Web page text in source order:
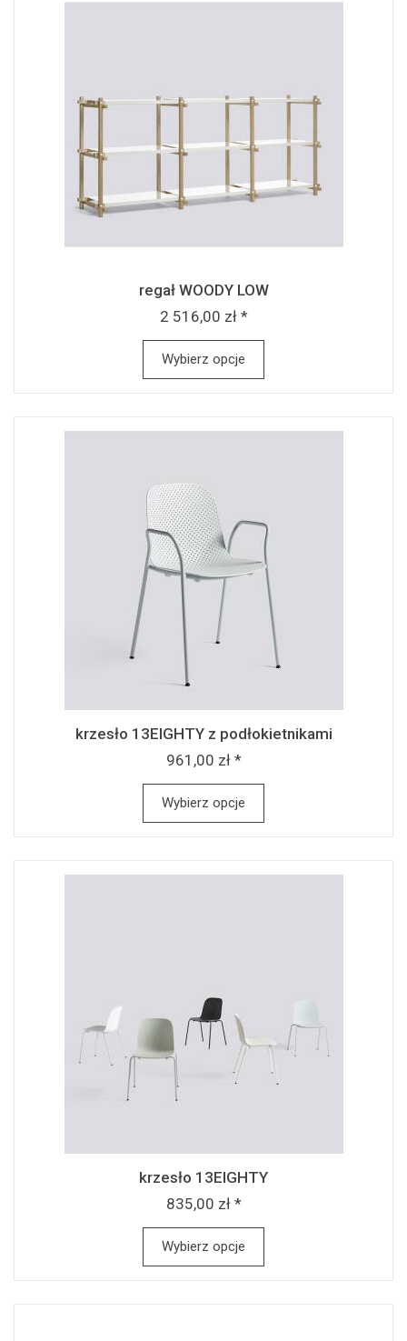
regał WOODY LOW
2 516,00 zł *
Wybierz opcje
krzesło 13EIGHTY z podłokietnikami
961,00 zł *
Wybierz opcje
krzesło 13EIGHTY
835,00 zł *
Wybierz opcje